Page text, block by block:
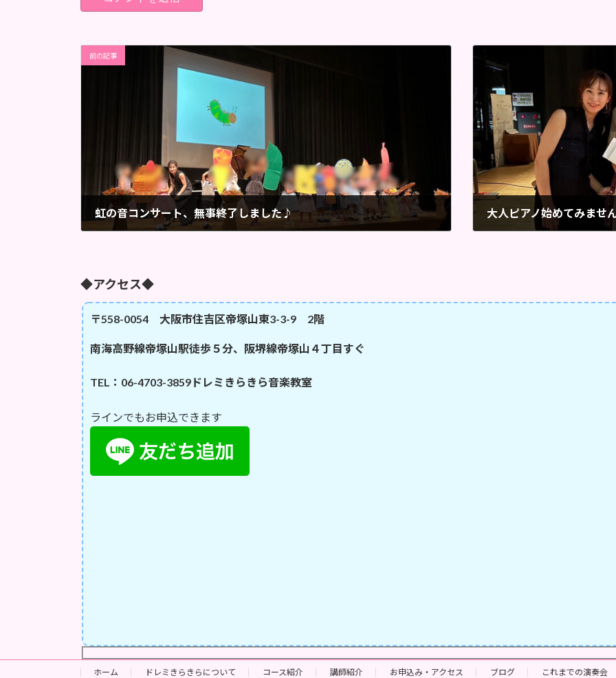
前の記事
虹の音コンサート、無事終了しました♪ 大人ピアノ始めてみませ
◆アクセス◆
〒558-0054 大阪市住吉区帝塚山東3-3-9 2階
南海高野線帝塚山駅徒歩５分、阪堺線帝塚山４丁目すぐ
TEL：06-4703-3859 ドレミきらきら音楽教室
ラインでもお申込できます
ホーム ドレミきらきらについて コース紹介 講師紹介 お申込み・アクセス ブログ これまでの演奏会